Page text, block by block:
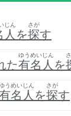
人
じん
を探
さが
す
た有名人
ゆうめいじん
を
名人
うめいじん
を探
さが
す